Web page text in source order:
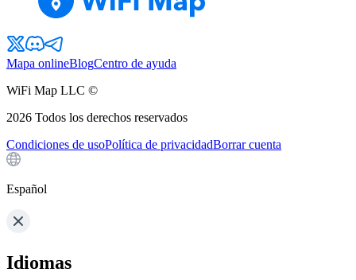
Mapa onlineBlogCentro de ayuda
WiFi Map LLC ©
2026 Todos los derechos reservados
Condiciones de usoPolítica de privacidadBorrar cuenta
Español
Idiomas